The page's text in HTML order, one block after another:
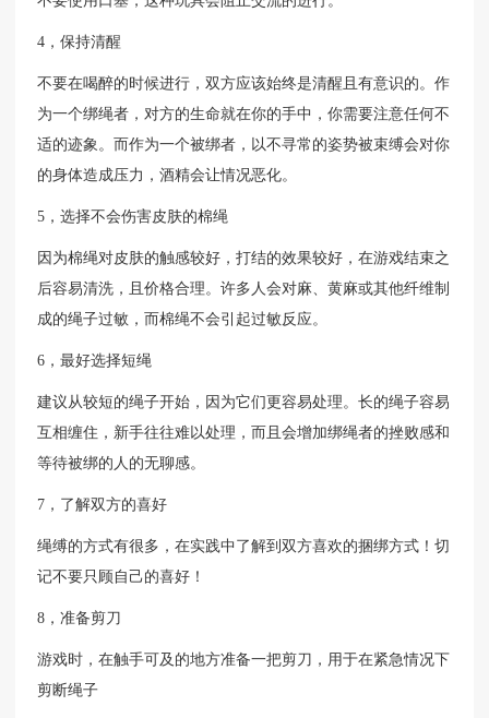
4，保持清醒
不要在喝醉的时候进行，双方应该始终是清醒且有意识的。作
为一个绑绳者，对方的生命就在你的手中，你需要注意任何不
适的迹象。而作为一个被绑者，以不寻常的姿势被束缚会对你
的身体造成压力，酒精会让情况恶化。
5，选择不会伤害皮肤的棉绳
因为棉绳对皮肤的触感较好，打结的效果较好，在游戏结束之
后容易清洗，且价格合理。许多人会对麻、黄麻或其他纤维制
成的绳子过敏，而棉绳不会引起过敏反应。
6，最好选择短绳
建议从较短的绳子开始，因为它们更容易处理。长的绳子容易
互相缠住，新手往往难以处理，而且会增加绑绳者的挫败感和
等待被绑的人的无聊感。
7，了解双方的喜好
绳缚的方式有很多，在实践中了解到双方喜欢的捆绑方式！切
记不要只顾自己的喜好！
8，准备剪刀
游戏时，在触手可及的地方准备一把剪刀，用于在紧急情况下
剪断绳子